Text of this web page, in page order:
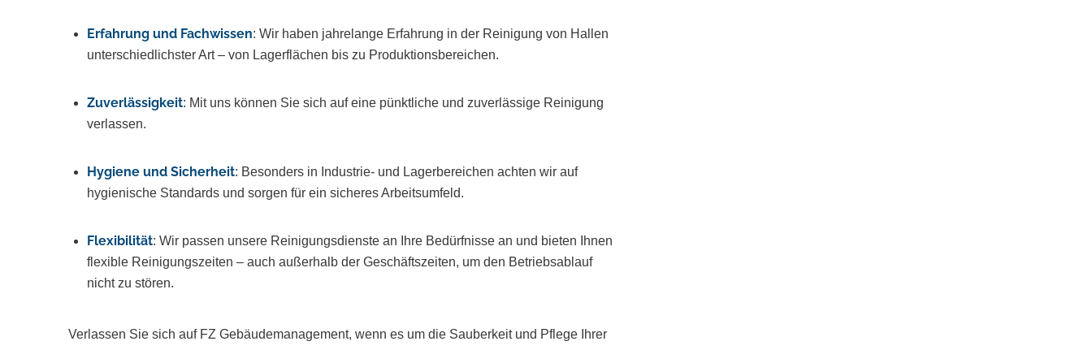
Erfahrung und Fachwissen: Wir haben jahrelange Erfahrung in der Reinigung von Hallen
unterschiedlichster Art – von Lagerflächen bis zu Produktionsbereichen.
Zuverlässigkeit: Mit uns können Sie sich auf eine pünktliche und zuverlässige Reinigung
verlassen.
Hygiene und Sicherheit: Besonders in Industrie- und Lagerbereichen achten wir auf
hygienische Standards und sorgen für ein sicheres Arbeitsumfeld.
Flexibilität: Wir passen unsere Reinigungsdienste an Ihre Bedürfnisse an und bieten Ihnen
flexible Reinigungszeiten – auch außerhalb der Geschäftszeiten, um den Betriebsablauf
nicht zu stören.
Verlassen Sie sich auf FZ Gebäudemanagement, wenn es um die Sauberkeit und Pflege Ihrer